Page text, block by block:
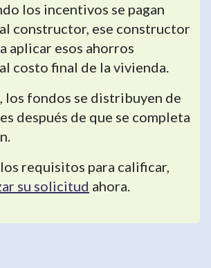
los incentivos se pagan
constructor, ese constructor
aplicar esos ahorros
costo final de la vivienda.
los fondos se distribuyen de
después de que se completa
requisitos para calificar,
su solicitud ahora.